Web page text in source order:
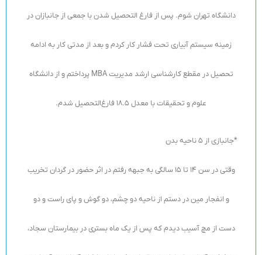
دانشگاه تهران شوم. پس از فارغ التحصیل شدن با جمعی از جانبازان در
زمینه سیستم آبیاری تحت فشار کار کردم و بعد از مدتی کار به ادامه
تحصیل در مقطع کارشناسی ارشد مدیریت MBA پرداختم و از دانشگاه
علوم و تحقیقات با معدل 18.5 فارغ‌التحصیل شدم.
*جانبازی از 5 ناحیه بدن
وقتی در سن 14 تا 15 سالگی به جبهه رفتم در اثر حضور در گردان تخریب
و انفجار مین در دستم از ناحیه دو چشم، دو گوش و پای راست و دو
دست از مچ آسیب دیدم که پس از یک ماه بستری در بیمارستان سجاد،